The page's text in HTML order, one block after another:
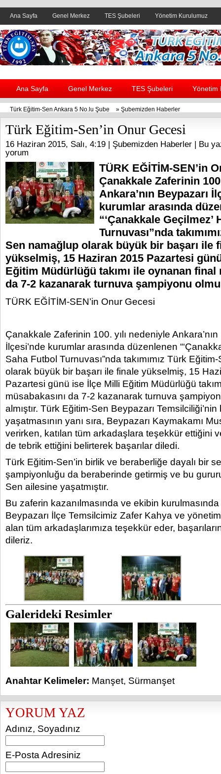
Ana Sayfa Genel Merkez TES Şubeleri Yönetim Kurulumuz
Header yanı reklam alanı
Ana Sayfa Genel Merkez TES Şubeleri Yönetim
Türk Eğitim-Sen Ankara 5 No.lu Şube » Şubemizden Haberler
Türk Eğitim-Sen’in Onur Gecesi
16 Haziran 2015, Salı, 4:19 | Şubemizden Haberler | Bu
yorum
TÜRK EĞİTİM-SEN’in
Çanakkale Zaferinin
Ankara’nın Beypazarı
kurumlar arasında
“‘Çanakkale Geçilmez’
Turnuvası”nda
Sen namağlup olarak büyük bir başarı ile
yükselmiş, 15 Haziran 2015 Pazartesi
Eğitim Müdürlüğü takımı ile oynanan final
da 7-2 kazanarak turnuva şampiyonu
TÜRK EĞİTİM-SEN’in Onur Gecesi
Çanakkale Zaferinin 100. yılı nedeniyle Ankara’nın
İlçesi’nde kurumlar arasında düzenlenen
Saha Futbol Turnuvası”nda takımımız Türk
olarak büyük bir başarı ile finale yükselmiş, 15
Pazartesi günü ise İlçe Milli Eğitim Müdürlüğü
müsabakasını da 7-2 kazanarak turnuva
almıştır. Türk Eğitim-Sen Beypazarı
yaşatmasının yanı sıra, Beypazarı Kaymakamı
verirken, katılan tüm arkadaşlara teşekkür ettiğini
de tebrik ettiğini belirterek başarılar diledi.
Türk Eğitim-Sen’in birlik ve beraberliğe dayalı bir
şampiyonluğu da beraberinde getirmiş ve bu
Sen ailesine yaşatmıştır.
Bu zaferin kazanılmasında ve ekibin
Beypazarı İlçe Temsilcimiz Zafer Kahya ve
alan tüm arkadaşlarımıza teşekkür eder,
dileriz.
Galerideki Resimler
Anahtar Kelimeler: Manşet, Sürmanşet
YORUM YAZ
Adınız, Soyadınız
E-Posta Adresiniz